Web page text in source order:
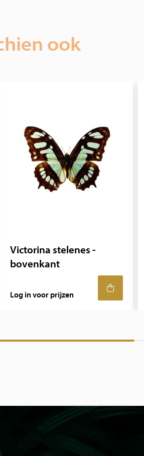
ook
Victorina stelenes -
bovenkant
Log in voor prijzen